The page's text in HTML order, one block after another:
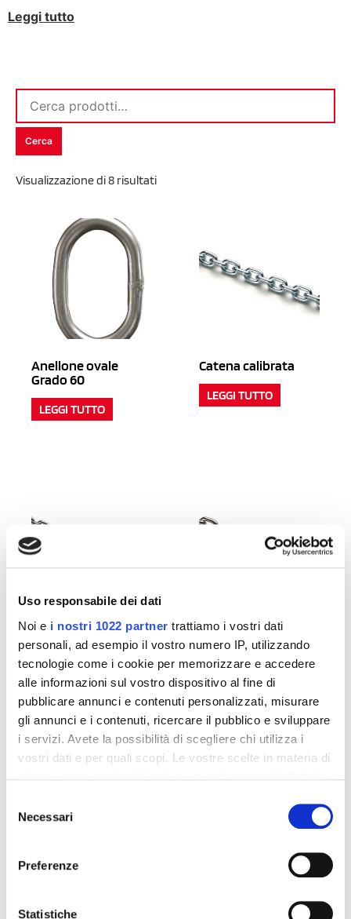
Uso responsabile dei dati
Noi e i nostri 1022 partner trattiamo i vostri dati
personali, ad esempio il vostro numero IP, utilizzando
tecnologie come i cookie per memorizzare e accedere
alle informazioni sul vostro dispositivo al fine di
pubblicare annunci e contenuti personalizzati, misurare
gli annunci e i contenuti, ricercare il pubblico e sviluppare
i servizi. Avete la possibilità di scegliere chi utilizza i
vostri dati e per quali scopi. Le vostre scelte in materia di
modificare o revocare il proprio consenso in qualsiasi
momento dalla Dichiarazione sui cookie o facendo clic
raccogliere informazioni sulla tua posizione
delNecessari
Preferenze
Statistiche
Leggi tutto
Cerca
Visualizzazione di 8 risultati
Anellone ovale
Grado 60
LEGGI TUTTO
Catena calibrata
LEGGI TUTTO
Catena calibrata DIN
766 Inox 316L
LEGGI TUTTO
Catena calibrata
Inox 316L
LEGGI TUTTO